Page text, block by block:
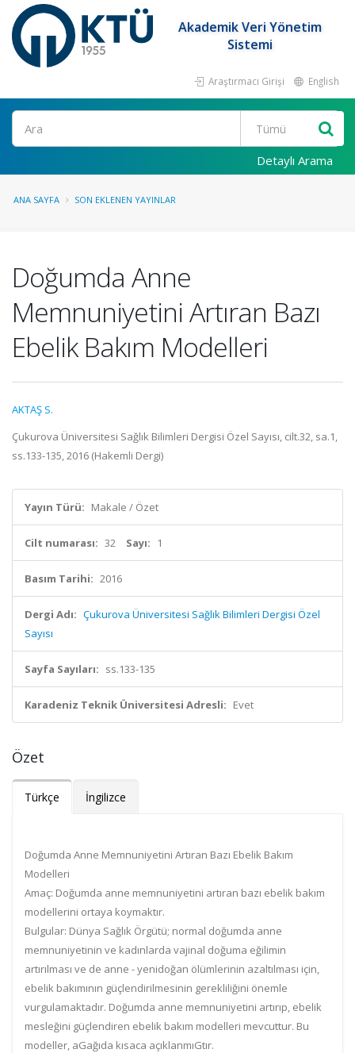
Akademik Veri Yönetim
Sistemi
Araştırmacı Girişi English
Ara
Detaylı Arama
ANA SAYFA SON EKLENEN YAYINLAR
Doğumda Anne
Memnuniyetini Artıran Bazı
Ebelik Bakım Modelleri
AKTAŞ S.
Çukurova Üniversitesi Sağlık Bilimleri Dergisi Özel Sayısı, cilt.32, sa.1,
ss.133-135, 2016 (Hakemli Dergi)
Yayın Türü: Makale / Özet
Cilt numarası: 32 Sayı: 1
Basım Tarihi: 2016
Dergi Adı: Çukurova Üniversitesi Sağlık Bilimleri Dergisi Özel
Sayısı
Sayfa Sayıları: ss.133-135
Karadeniz Teknik Üniversitesi Adresli: Evet
Özet
Türkçe İngilizce
Doğumda Anne Memnuniyetini Artıran Bazı Ebelik Bakım
Modelleri
Amaç: Doğumda anne memnuniyetini artıran bazı ebelik bakım
modellerini ortaya koymaktır.
Bulgular: Dünya Sağlık Örgütü; normal doğumda anne
memnuniyetinin ve kadınlarda vajinal doğuma eğilimin
artırılması ve de anne - yenidoğan ölümlerinin azaltılması için,
ebelik bakımının güçlendirilmesinin gerekliliğini önemle
vurgulamaktadır. Doğumda anne memnuniyetini artırıp, ebelik
mesleğini güçlendiren ebelik bakım modelleri mevcuttur. Bu
modeller, aGağıda kısaca açıklanmıGtır.